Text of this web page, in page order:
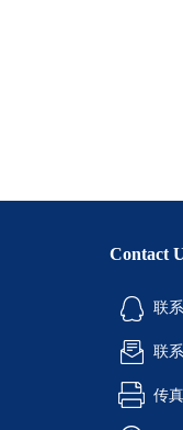
Contact
联
联
传